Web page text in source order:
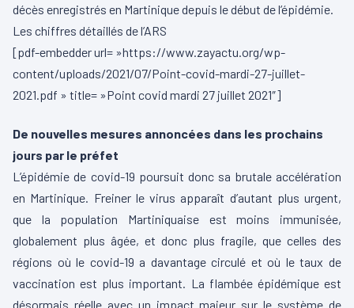
décès enregistrés en Martinique depuis le début de l’épidémie.
Les chiffres détaillés de l’ARS
[pdf-embedder url= »https://www.zayactu.org/wp-
content/uploads/2021/07/Point-covid-mardi-27-juillet-
2021.pdf » title= »Point covid mardi 27 juillet 2021″]
De nouvelles mesures annoncées dans les prochains
jours par le préfet
L’épidémie de covid-19 poursuit donc sa brutale accélération
en Martinique. Freiner le virus apparaît d’autant plus urgent,
que la population Martiniquaise est moins immunisée,
globalement plus âgée, et donc plus fragile, que celles des
régions où le covid-19 a davantage circulé et où le taux de
vaccination est plus important. La flambée épidémique est
désormais réelle avec un impact majeur sur le système de